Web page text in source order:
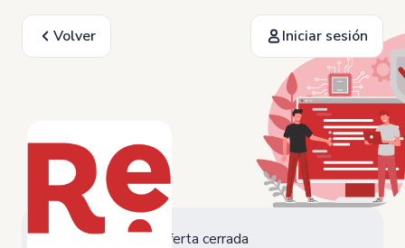
Volver Iniciar sesión
Oferta cerrada